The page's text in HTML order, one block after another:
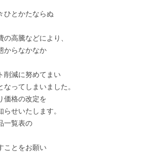
ひとかたならぬ
高騰などにより、
からなかなか
削減に努めてまい
ってしまいました。
価格の改定を
せいたします。
一覧表の
ことをお願い